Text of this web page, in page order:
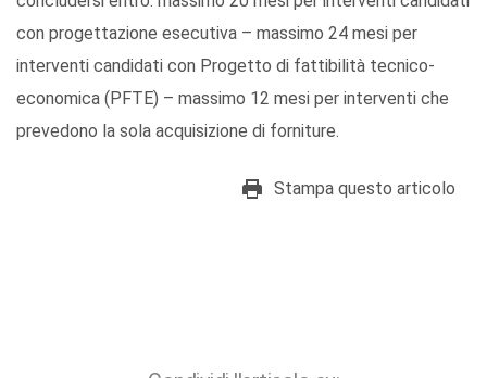
con progettazione esecutiva – massimo 24 mesi per
interventi candidati con Progetto di fattibilità tecnico-
economica (PFTE) – massimo 12 mesi per interventi che
prevedono la sola acquisizione di forniture.
Stampa questo articolo